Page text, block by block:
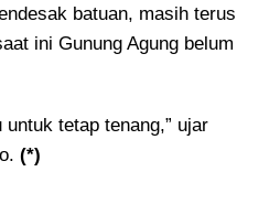
batuan, masih terus
ini Gunung Agung belum
tetap tenang,” ujar
(*)